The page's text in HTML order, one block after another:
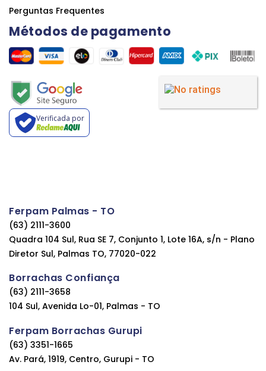
Perguntas Frequentes
Métodos de pagamento
Verificada por
Ferpam Palmas - TO
(63) 2111-3600
Quadra 104 Sul, Rua SE 7, Conjunto 1, Lote 16A, s/n - Plano
Diretor Sul, Palmas TO, 77020-022
Borrachas Confiança
(63) 2111-3658
104 Sul, Avenida Lo-01, Palmas - TO
Ferpam Borrachas Gurupi
(63) 3351-1665
Av. Pará, 1919, Centro, Gurupi - TO